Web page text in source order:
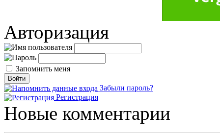
Авторизация
Запомнить меня
Забыли пароль?
Регистрация
Новые комментарии